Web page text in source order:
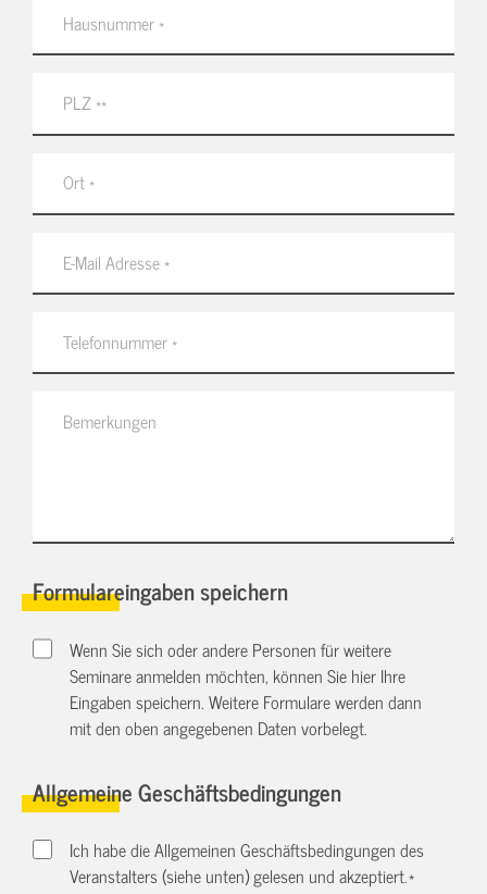
Formulareingaben speichern
Wenn Sie sich oder andere Personen für weitere
Seminare anmelden möchten, können Sie hier Ihre
Eingaben speichern. Weitere Formulare werden dann
mit den oben angegebenen Daten vorbelegt.
Allgemeine Geschäftsbedingungen
Ich habe die Allgemeinen Geschäftsbedingungen des
Veranstalters (siehe unten) gelesen und akzeptiert.*